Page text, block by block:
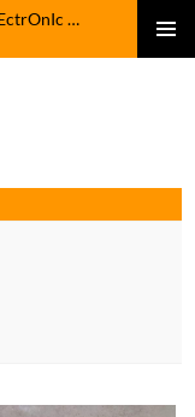
ⓒ금누리번개날터.昆奴力電慈空場.gumnuri's ElEctrOnIc fActOrY